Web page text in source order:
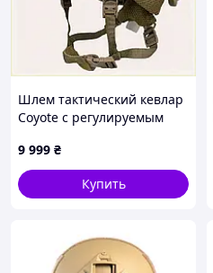
Шлем тактический кевлар
Coyote с регулируемым
9 999 ₴
Купить